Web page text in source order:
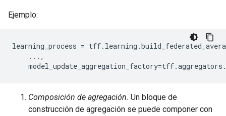
Ejemplo:
learning_process = tff. learning .
...,
model_update_aggregation_factory=tff.aggregators .
Composición de agregación. Un bloque de
construcción de agregación se puede componer con